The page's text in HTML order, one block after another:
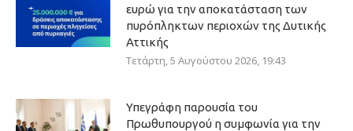
ευρώ για την αποκατάσταση των
πυρόπληκτων περιοχών της Δυτικής
Αττικής
Τετάρτη, 5 Αυγούστου 2026, 19:43
Υπεγράφη παρουσία του
Πρωθυπουργού η συμφωνία για την